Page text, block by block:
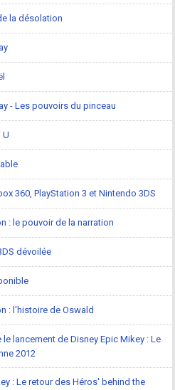
la désolation
- Les pouvoirs du pinceau
U
360, PlayStation 3 et Nintendo 3DS
: le pouvoir de la narration
dévoilée
: l'histoire de Oswald
lancement de Disney Epic Mikey : Le
2012
: Le retour des Héros' behind the